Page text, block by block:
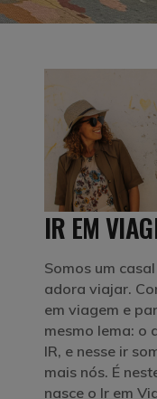
IR EM
Somos um
adora viajar.
em viagem e
mesmo lema: o
IR, e nesse ir
mais nós. É
nasce o Ir em